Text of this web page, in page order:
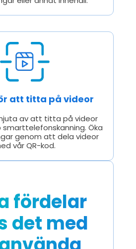
att titta på videor
av att titta på videor
Öka
genom att dela videor
vår QR-kod.
fördelar
det med